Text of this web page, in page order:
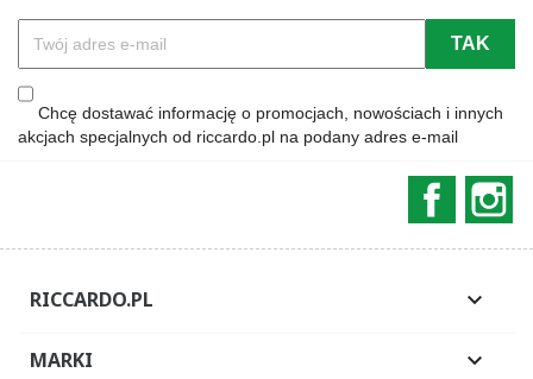
Chcę dostawać informację o promocjach, nowościach i innych
akcjach specjalnych od riccardo.pl na podany adres e-mail
RICCARDO.PL 
MARKI 